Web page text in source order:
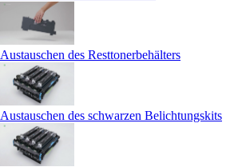
Austauschen des Resttonerbehälters
Austauschen des schwarzen Belichtungskits